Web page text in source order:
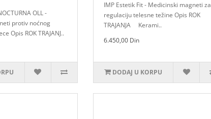
OLL -
protiv noćnog
Opis ROK TRAJANJ..
IMP Estetik Fit - Medicinski magneti za
regulaciju telesne težine Opis ROK
TRAJANJA Kerami..
6.450,00 Din
DODAJ U KORPU